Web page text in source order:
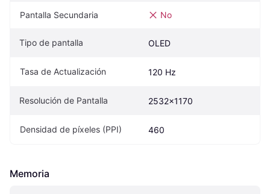
Pantalla Secundaria No
Tipo de pantalla OLED
Tasa de Actualización 120 Hz
Resolución de Pantalla 2532x1170
Densidad de píxeles (PPI) 460
Memoria